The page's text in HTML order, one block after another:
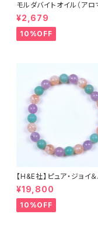
モルダバイトオイル（アロ
ル）
¥2,679
10%OFF
【H&E社】ピュア・ジョイ
ス2021エナジーブレスレ
¥19,800
10%OFF